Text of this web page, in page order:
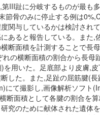
III趾に分岐するものが最も
骨のみに停止する例は
関与しているかは検討さ
あると報告している。また
面積を計測することで長
の横断面積の割合から長
用いた。足底部より皮膚,
した。また,足趾の屈筋腱(
て撮影し,画像解析ソフト
面積として各腱の割合を
究のために献体された遺体